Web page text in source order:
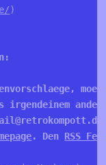
)
irgendeinem
. Den RSS